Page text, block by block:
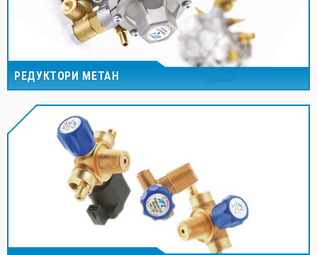
РЕДУКТОРИ МЕТАН